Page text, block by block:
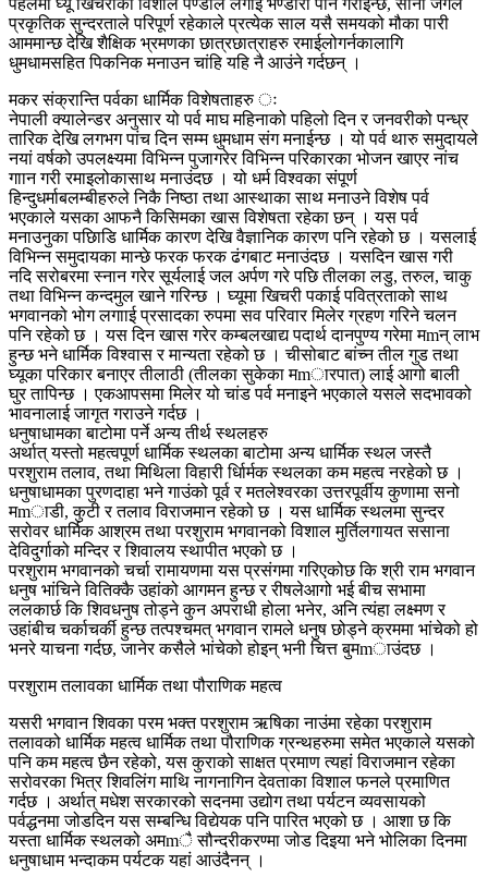
प्रकृतिक सुन्दरताले परिपूर्ण रहेकाले प्रत्येक साल यसै समयको मौका पारी
आममान्छ देखि शैक्षिक भ्रमणका छात्रछात्राहरु रमाईलोगर्नकालागि
धुमधामसहित पिकनिक मनाउन चांहि यहि नै आउंने गर्दछन् ।
मकर संक्रान्ति पर्वका धार्मिक विशेषताहरु ः
नेपाली क्यालेन्डर अनुसार यो पर्व माघ महिनाको पहिलो दिन र जनवरीको पन्ध्र
तारिक देखि लगभग पांच दिन सम्म धुमधाम संग मनाईन्छ । यो पर्व थारु समुदायले
नयां वर्षको उपलक्ष्यमा विभिन्न पुजागरेर विभिन्न परिकारका भोजन खाएर नांच
गाान गरी रमाइलोकासाथ मनाउंदछ । यो धर्म विश्वका संपूर्ण
हिन्दुधर्माबलम्बीहरुले निकै निष्ठा तथा आस्थाका साथ मनाउने विशेष पर्व
भएकाले यसका आफनै किसिमका खास विशेषता रहेका छन् । यस पर्व
मनाउनुका पछिाडि धार्मिक कारण देखि वैज्ञानिक कारण पनि रहेको छ । यसलाई
विभिन्न समुदायका मान्छे फरक फरक ढंगबाट मनाउंदछ । यसदिन खास गरी
नदि सरोबरमा स्नान गरेर सूर्यलाई जल अर्पण गरे पछि तीलका लडु, तरुल, चाकु
तथा विभिन्न कन्दमुल खाने गरिन्छ । घ्यूमा खिचरी पकाई पवित्रताको साथ
भगवानको भोग लगााई प्रसादका रुपमा सव परिवार मिलेर ग्रहण गरिने चलन
पनि रहेको छ । यस दिन खास गरेर कम्बलखाद्य पदार्थ दानपुण्य गरेमा मmन् लाभ
हुन्छ भने धार्मिक विश्वास र मान्यता रहेको छ । चीसोबाट बांच्न तील गुड तथा
घ्यूका परिकार बनाएर तीलाठी (तीलका सुकेका मmारपात) लाई आगो बाली
घुर तापिन्छ । एकआपसमा मिलेर यो चांड पर्व मनाइने भएकाले यसले सदभावको
भावनालाई जागृत गराउने गर्दछ ।
धनुषाधामका बाटोमा पर्ने अन्य तीर्थ स्थलहरु
अर्थात् यस्तो महत्वपूर्ण धार्मिक स्थलका बाटोमा अन्य धार्मिक स्थल जस्तै
परशुराम तलाव, तथा मिथिला विहारी र्धािर्मक स्थलका कम महत्व नरहेको छ ।
धनुषाधामका पुरणदाहा भने गाउंको पूर्व र मतलेश्वरका उत्तरपूर्वीय कुणामा सनो
मmाडी, कुटी र तलाव विराजमान रहेको छ । यस धार्मिक स्थलमा सुन्दर
सरोवर धार्मिक आश्रम तथा परशुराम भगवानको विशाल मुर्तिलगायत ससाना
देविदुर्गाको मन्दिर र शिवालय स्थापीत भएको छ ।
परशुराम भगवानको चर्चा रामायणमा यस प्रसंगमा गरिएकोछ कि श्री राम भगवान
धनुष भांचिने वितिक्कै उहांको आगमन हुन्छ र रीषलेआगो भई बीच सभामा
ललकार्छ कि शिवधनुष तोड्ने कुन अपराधी होला भनेर, अनि त्यंहा लक्ष्मण र
उहांबीच चर्काचर्की हुन्छ तत्पश्चमत् भगवान रामले धनुष छोड्ने क्रममा भांचेको हो
भनरे याचना गर्दछ, जानेर कसैले भांचेको होइन् भनी चित्त बुमmाउंदछ ।
परशुराम तलावका धार्मिक तथा पौराणिक महत्व
यसरी भगवान शिवका परम भक्त परशुराम ऋषिका नाउंमा रहेका परशुराम
तलावको धार्मिक महत्व धार्मिक तथा पौराणिक ग्रन्थहरुमा समेत भएकाले यसको
पनि कम महत्व छैन रहेको, यस कुराको साक्षत प्रमाण त्यहां विराजमान रहेका
सरोवरका भित्र शिवलिंग माथि नागनागिन देवताका विशाल फनले प्रमाणित
गर्दछ । अर्थात् मधेश सरकारको सदनमा उद्योग तथा पर्यटन व्यवसायको
पर्वद्धनमा जोडदिन यस सम्बन्धि विद्येयक पनि पारित भएको छ । आशा छ कि
यस्ता धार्मिक स्थलको अमmै सौन्दरीकरण्मा जोड दिइया भने भोलिका दिनमा
धनुषाधाम भन्दाकम पर्यटक यहां आउंदैनन् ।